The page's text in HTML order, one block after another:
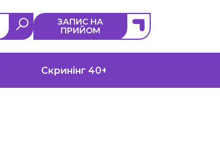
ЗАПИС НА
ПРИЙОМ
Скринінг 40+